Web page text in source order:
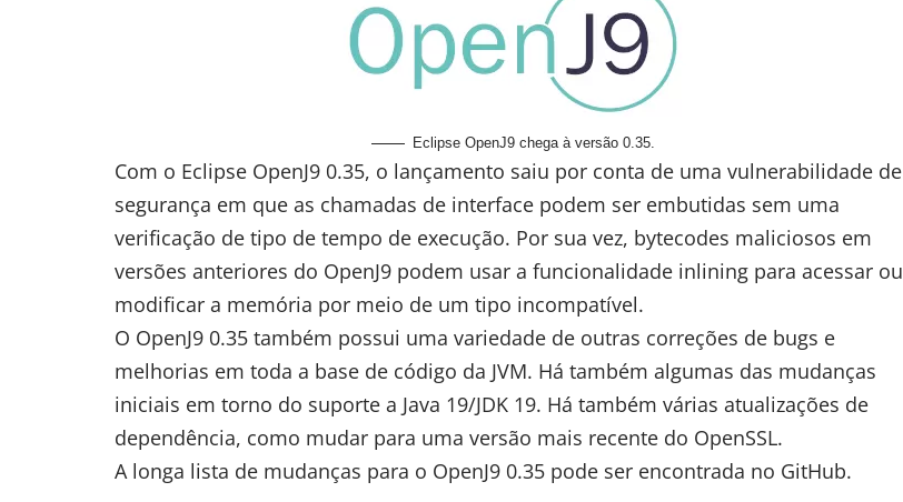
Eclipse OpenJ9 chega à versão 0.35.
Com o Eclipse OpenJ9 0.35, o lançamento saiu por conta de uma vulnerabilidade de
segurança em que as chamadas de interface podem ser embutidas sem uma
verificação de tipo de tempo de execução. Por sua vez, bytecodes maliciosos em
versões anteriores do OpenJ9 podem usar a funcionalidade inlining para acessar ou
modificar a memória por meio de um tipo incompatível.
O OpenJ9 0.35 também possui uma variedade de outras correções de bugs e
melhorias em toda a base de código da JVM. Há também algumas das mudanças
iniciais em torno do suporte a Java 19/JDK 19. Há também várias atualizações de
dependência, como mudar para uma versão mais recente do OpenSSL.
A longa lista de mudanças para o OpenJ9 0.35 pode ser encontrada no GitHub.